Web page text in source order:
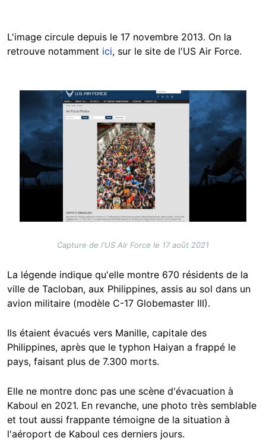
L'image circule depuis le 17 novembre 2013. On la
retrouve notamment ici, sur le site de l'US Air Force.
Capture de l'US Air Force le 17 août 2021
La légende indique qu'elle montre 670 résidents de la
ville de Tacloban, aux Philippines, assis au sol dans un
avion militaire (modèle C-17 Globemaster III).
Ils étaient évacués vers Manille, capitale des
Philippines, après que le typhon Haiyan a frappé le
pays, faisant plus de 7.300 morts.
Elle ne montre donc pas une scène d'évacuation à
Kaboul en 2021. En revanche, une photo très semblable
et tout aussi frappante témoigne de la situation à
l'aéroport de Kaboul ces derniers jours.